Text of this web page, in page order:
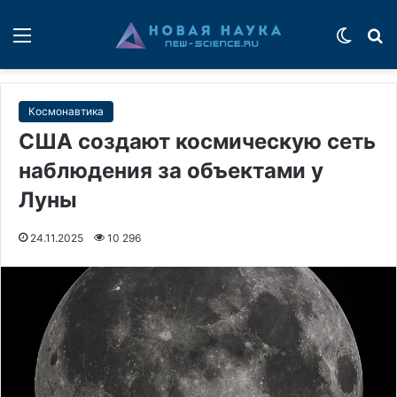
Космонавтика
США создают космическую сеть
наблюдения за объектами у
Луны
24.11.2025 10 296